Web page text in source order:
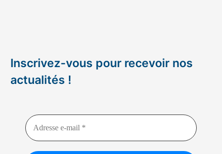
Inscrivez-vous pour recevoir nos
actualités !